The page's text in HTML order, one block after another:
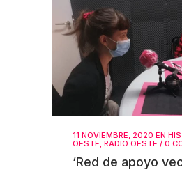
11 NOVIEMBRE, 2020 EN
OESTE, RADIO OESTE / 0
‘Red de apoyo